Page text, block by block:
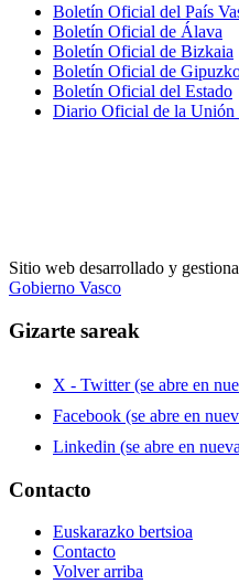
Boletín Oficial del País
Boletín Oficial de Álava
Boletín Oficial de Bizkaia
Boletín Oficial de
Boletín Oficial del Estado
Diario Oficial de la Unión
Sitio web desarrollado y
Gobierno Vasco
Gizarte sareak
X - Twitter (se abre en
Facebook (se abre en
Linkedin (se abre en
Contacto
Euskarazko bertsioa
Contacto
Volver arriba